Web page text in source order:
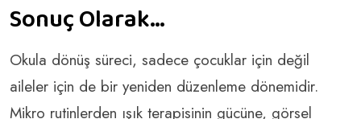
Sonuç Olarak…
Okula dönüş süreci, sadece çocuklar için değil
aileler için de bir yeniden düzenleme dönemidir.
Mikro rutinlerden ışık terapisinin gücüne, görsel